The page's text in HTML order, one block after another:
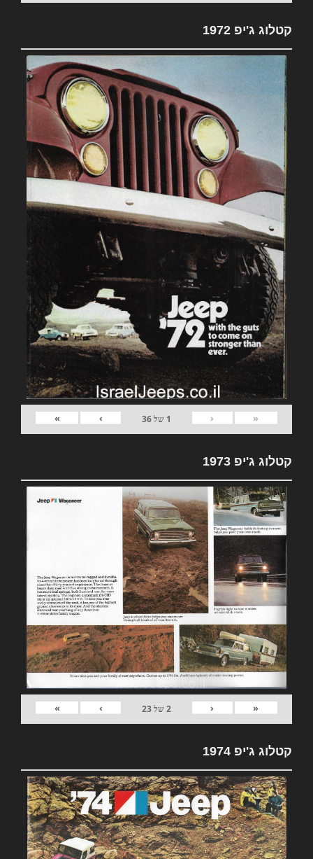
קטלוג ג'יפ 1972
«
‹
1 של36
›
»
קטלוג ג'יפ 1973
«
‹
2של23
›
»
קטלוג ג'יפ 1974